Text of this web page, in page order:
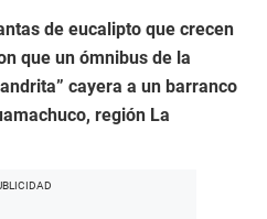
de eucalipto que crecen
que un ómnibus de la
cayera a un barranco
región La